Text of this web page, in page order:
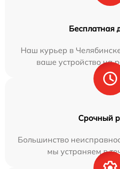
Бесплатная
Наш курьер в
ваше устройство на
Срочный
Большинство
мы устраняем в